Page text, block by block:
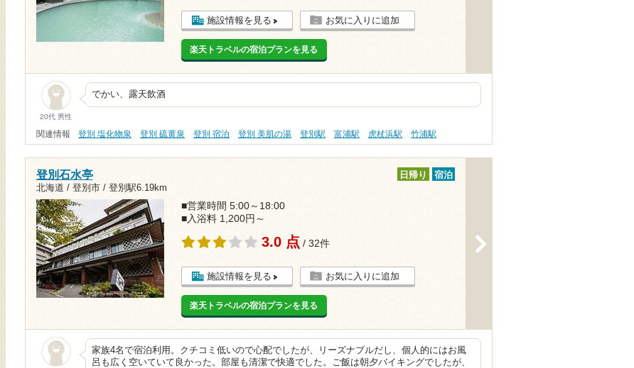
施設情報を見る お気に入りに追加
楽天トラベルの宿泊プランを見る
20代 男性
でかい、露天飲酒
関連情報 登別 塩化物泉 登別 硫黄泉 登別 宿泊 登別 美肌の湯 登別駅 富浦駅 虎杖浜駅 竹浦駅
登別石水亭
北海道 / 登別市 / 登別駅6.19km
日帰り 宿泊
■営業時間 5:00～18:00
■入浴料 1,200円～
3.0 点 / 32件
施設情報を見る お気に入りに追加
楽天トラベルの宿泊プランを見る
家族4名で宿泊利用。クチコミ低いので心配でしたが、リーズナブルだし、個人的にはお風
呂も広く空いていて良かった。部屋も清潔で快適でした。ご飯は朝夕バイキングでしたが、